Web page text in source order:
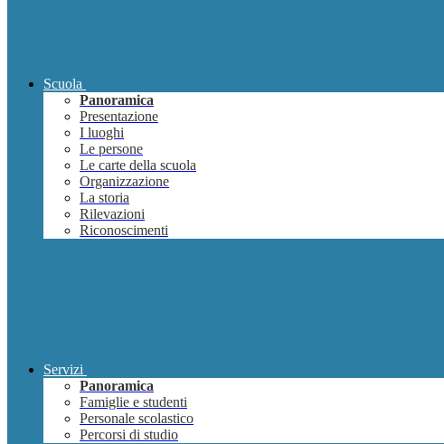
Scuola
Panoramica
Presentazione
I luoghi
Le persone
Le carte della scuola
Organizzazione
La storia
Rilevazioni
Riconoscimenti
Servizi
Panoramica
Famiglie e studenti
Personale scolastico
Percorsi di studio